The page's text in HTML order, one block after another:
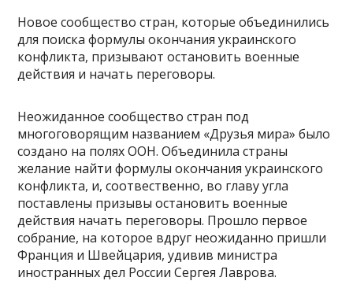
Новое сообщество стран, которые объединились
для поиска формулы окончания украинского
конфликта, призывают остановить военные
действия и начать переговоры.
Неожиданное сообщество стран под
многоговорящим названием «Друзья мира» было
создано на полях ООН. Объединила страны
желание найти формулы окончания украинского
конфликта, и, соотвественно, во главу угла
поставлены призывы остановить военные
действия начать переговоры. Прошло первое
собрание, на которое вдруг неожиданно пришли
Франция и Швейцария, удивив министра
иностранных дел России Сергея Лаврова.